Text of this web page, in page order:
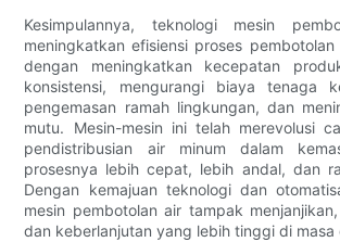
Kesimpulannya, teknologi mesin
meningkatkan efisiensi proses
dengan meningkatkan kecepatan
konsistensi, mengurangi biaya tenaga
pengemasan ramah lingkungan, dan
mutu. Mesin-mesin ini telah merevolusi
pendistribusian air minum dalam
prosesnya lebih cepat, lebih andal, dan
Dengan kemajuan teknologi dan
mesin pembotolan air tampak
dan keberlanjutan yang lebih tinggi di masa